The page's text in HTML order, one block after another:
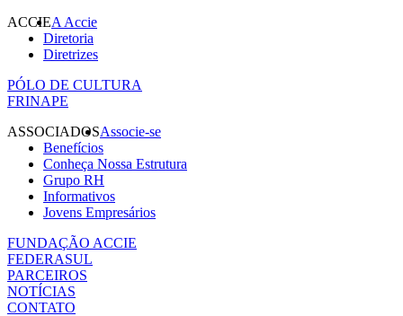
ACCIEA Accie
Diretoria
Diretrizes
PÓLO DE CULTURA
FRINAPE
ASSOCIADOSAssocie-se
Benefícios
Conheça Nossa Estrutura
Grupo RH
Informativos
Jovens Empresários
FUNDAÇÃO ACCIE
FEDERASUL
PARCEIROS
NOTÍCIAS
CONTATO